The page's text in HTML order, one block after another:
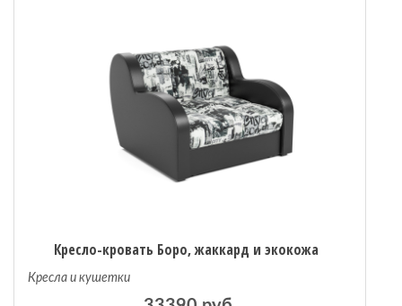
Кресло-кровать Боро, жаккард и экокожа
Кресла и кушетки